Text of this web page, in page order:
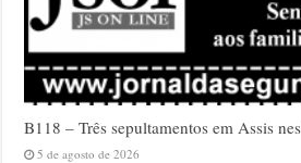
B118 – Três sepultamentos em Assis
5 de agosto de 2026